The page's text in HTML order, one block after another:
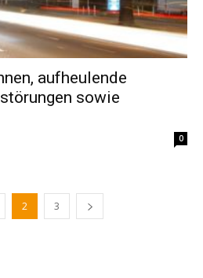
aufheulende
sowie
0
2 3